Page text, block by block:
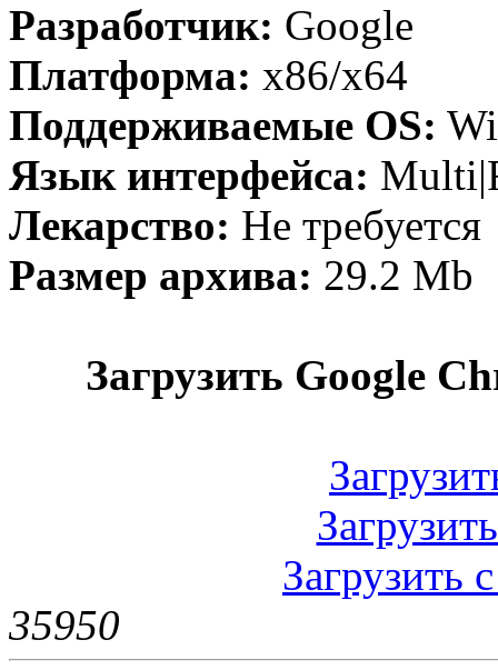
Разработчик: Google
Платформа: x86/x64
Поддерживаемые OS:
Язык интерфейса:
Лекарство: Не требуется
Размер архива: 29.2 Mb
Загрузить Google
Загрузить
35950